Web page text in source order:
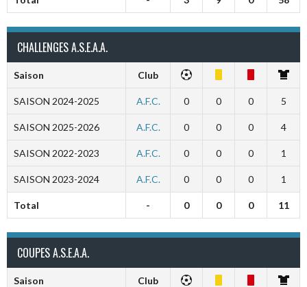
CHALLENGES A.S.E.A.A.
Saison Club
SAISON 2024-2025 A.F.C. 0 0 0 5
SAISON 2025-2026 A.F.C. 0 0 0 4
SAISON 2022-2023 A.F.C. 0 0 0 1
SAISON 2023-2024 A.F.C. 0 0 0 1
Total - 0 0 0 11
COUPES A.S.E.A.A.
Saison Club